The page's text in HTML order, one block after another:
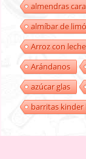
almendras
almíbar de
Arroz con
Arándanos
azúcar glas
barritas kinder